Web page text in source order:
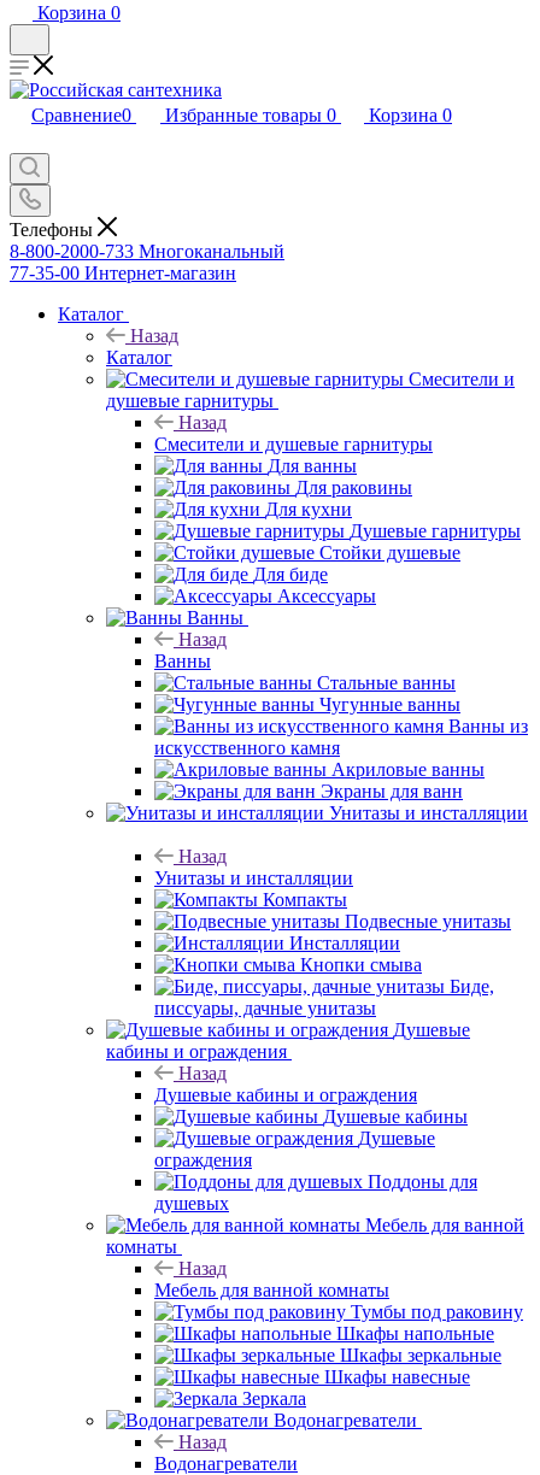
Корзина 0
Сравнение0 Избранные товары 0 Корзина 0
Телефоны
8-800-2000-733 Многоканальный
77-35-00 Интернет-магазин
Каталог
Назад
Каталог
Смесители и
душевые гарнитуры
Назад
Смесители и душевые гарнитуры
Для ванны
Для раковины
Для кухни
Душевые гарнитуры
Стойки душевые
Для биде
Аксессуары
Ванны
Назад
Ванны
Стальные ванны
Чугунные ванны
Ванны из
искусственного камня
Акриловые ванны
Экраны для ванн
Унитазы и инсталляции
Назад
Унитазы и инсталляции
Компакты
Подвесные унитазы
Инсталляции
Кнопки смыва
Биде,
писсуары, дачные унитазы
Душевые
кабины и ограждения
Назад
Душевые кабины и ограждения
Душевые кабины
Душевые
ограждения
Поддоны для
душевых
Мебель для ванной
комнаты
Назад
Мебель для ванной комнаты
Тумбы под раковину
Шкафы напольные
Шкафы зеркальные
Шкафы навесные
Зеркала
Водонагреватели
Назад
Водонагреватели